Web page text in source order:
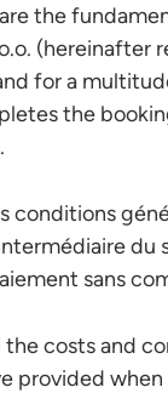
the
(hereinafter
for a
the
conditions
sans
costs and
provided when